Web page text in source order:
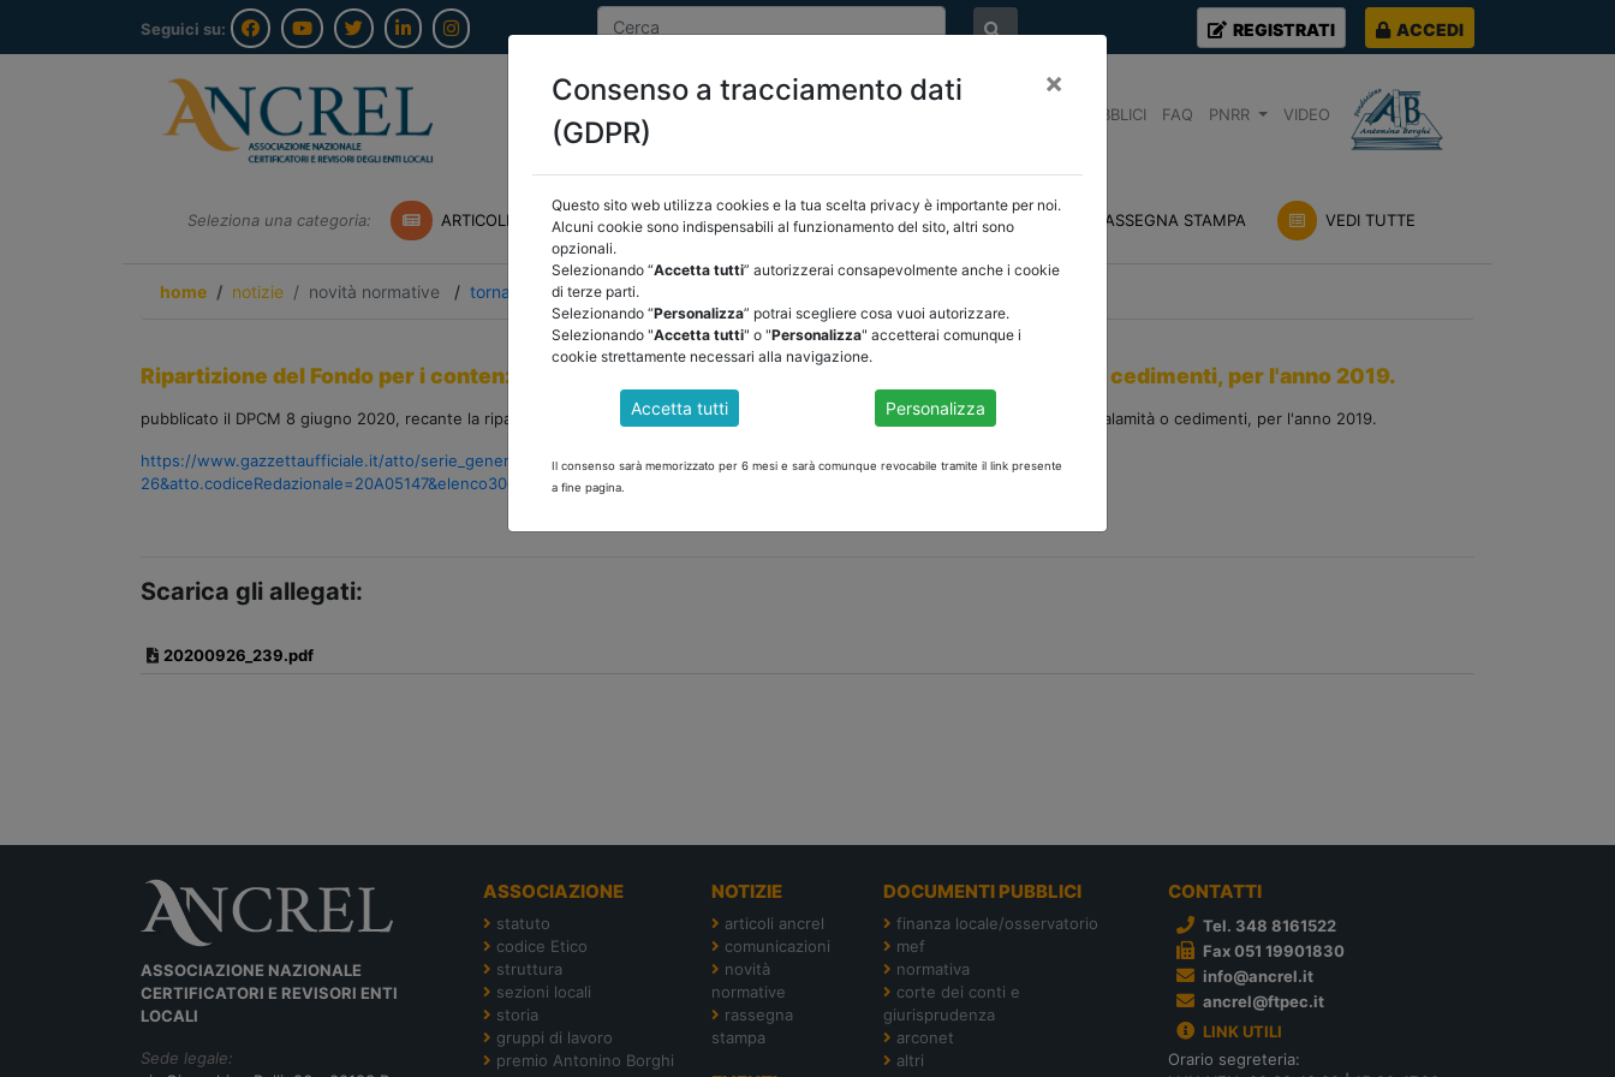
Seguici su: REGISTRATI ACCEDI
DOCUMENTI PUBBLICI FAQ PNRR VIDEO
Seleziona una categoria: ARTICOLI ANCREL COMUNICAZIONI NOVITÀ NORMATIVE RASSEGNA STAMPA VEDI TUTTE
home notizie novità normative / torna indietro
Ripartizione del Fondo per i contenziosi connessi a sentenze esecutive relative a calamita' o cedimenti, per l'anno 2019.
pubblicato il DPCM 8 giugno 2020, recante la ripartizione del Fondo per i contenziosi connessi a sentenze esecutive relative a calamità o cedimenti, per l'anno 2019.
https://www.gazzettaufficiale.it/atto/serie_generale/caricaDettaglioAtto/originario?atto.dataPubblicazioneGazzetta=2020-09-
26&atto.codiceRedazionale=20A05147&elenco30giorni=true
Scarica gli allegati:
20200926_239.pdf
ASSOCIAZIONE NAZIONALE
CERTIFICATORI E REVISORI ENTI
LOCALI
Sede legale:
ASSOCIAZIONE
statuto
codice Etico
struttura
sezioni locali
storia
gruppi di lavoro
premio Antonino Borghi
NOTIZIE
articoli ancrel
comunicazioni
novità
normative
rassegna
stampa
DOCUMENTI PUBBLICI
finanza locale/osservatorio
mef
normativa
corte dei conti e
giurisprudenza
arconet
altri
CONTATTI
Tel. 348 8161522
Fax 051 19901830
info@ancrel.it
ancrel@ftpec.it
LINK UTILI
Orario segreteria:
Consenso a tracciamento dati
(GDPR)
×
Questo sito web utilizza cookies e la tua scelta privacy è importante per noi.
Alcuni cookie sono indispensabili al funzionamento del sito, altri sono
opzionali.
Selezionando “Accetta tutti” autorizzerai consapevolmente anche i cookie
di terze parti.
Selezionando “Personalizza” potrai scegliere cosa vuoi autorizzare.
Selezionando "Accetta tutti" o "Personalizza" accetterai comunque i
cookie strettamente necessari alla navigazione.
Accetta tutti Personalizza
Il consenso sarà memorizzato per 6 mesi e sarà comunque revocabile tramite il link presente
a fine pagina.